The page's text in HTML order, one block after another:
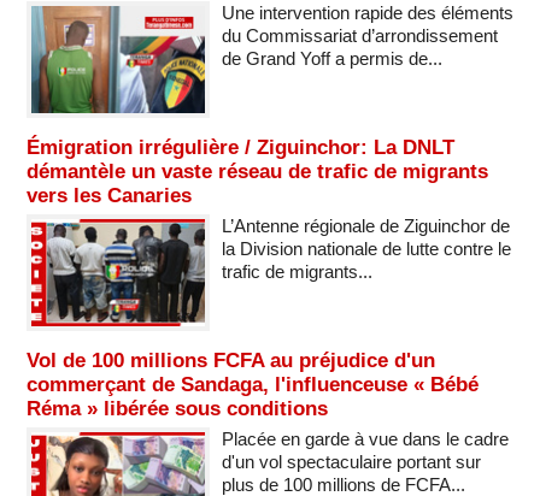
Une intervention rapide des éléments
du Commissariat d’arrondissement
de Grand Yoff a permis de...
Émigration irrégulière / Ziguinchor: La DNLT
démantèle un vaste réseau de trafic de migrants
vers les Canaries
L’Antenne régionale de Ziguinchor de
la Division nationale de lutte contre le
trafic de migrants...
Vol de 100 millions FCFA au préjudice d'un
commerçant de Sandaga, l'influenceuse « Bébé
Réma » libérée sous conditions
Placée en garde à vue dans le cadre
d'un vol spectaculaire portant sur
plus de 100 millions de FCFA...